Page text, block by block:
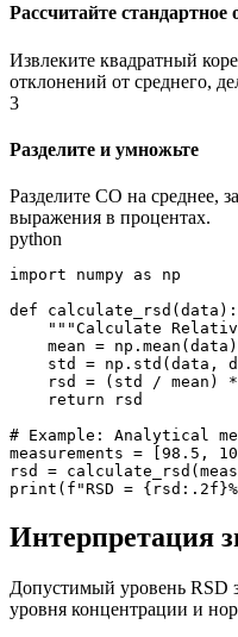
Рассчитайте стандартное
Извлеките квадратный
отклонений от среднего,
3
Разделите и умножьте
Разделите СО на среднее,
выражения в процентах.
python
import numpy as np
def calculate_rsd(data):
"""Calculate
    mean = np.mean(data)
std = np.std(data,
rsd = (std / mean)
    return rsd
# Example: Analytical
measurements = [98.5,
rsd =
print(f"RSD =
Интерпретация
Допустимый уровень RSD
уровня концентрации и